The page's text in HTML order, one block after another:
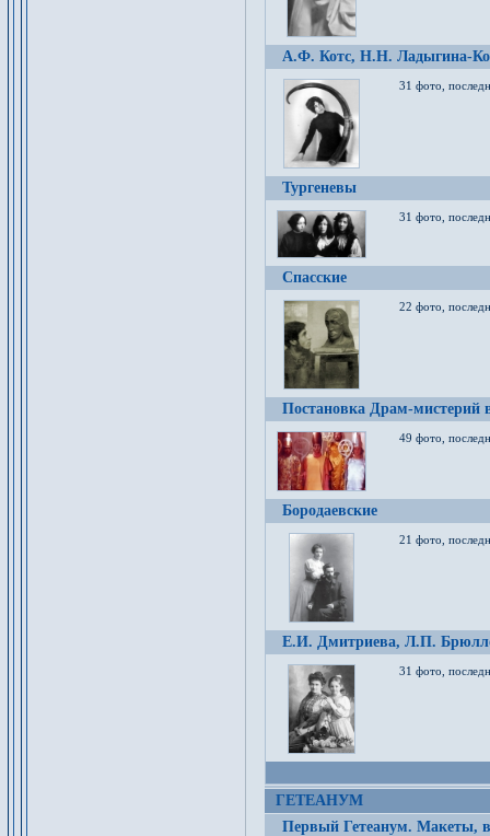
А.Ф. Котс, Н.Н. Ладыгина-
31 фото,
Тургеневы
31 фото,
Спасские
22 фото,
Постановка Драм-мистерий
49 фото,
Бородаевские
21 фото,
Е.И. Дмитриева, Л.П.
31 фото,
ГЕТЕАНУМ
Первый Гетеанум. Макеты,